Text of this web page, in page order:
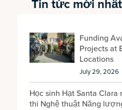
Tin tức mới nhất
Funding
Projects at
Locations
July 29, 2026
Học sinh Hạt Santa
thi Nghệ thuật Năng